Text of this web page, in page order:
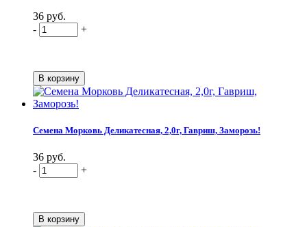
36 руб.
-
+
Семена Морковь Деликатесная, 2,0г, Гавриш, Заморозь!
36 руб.
-
+